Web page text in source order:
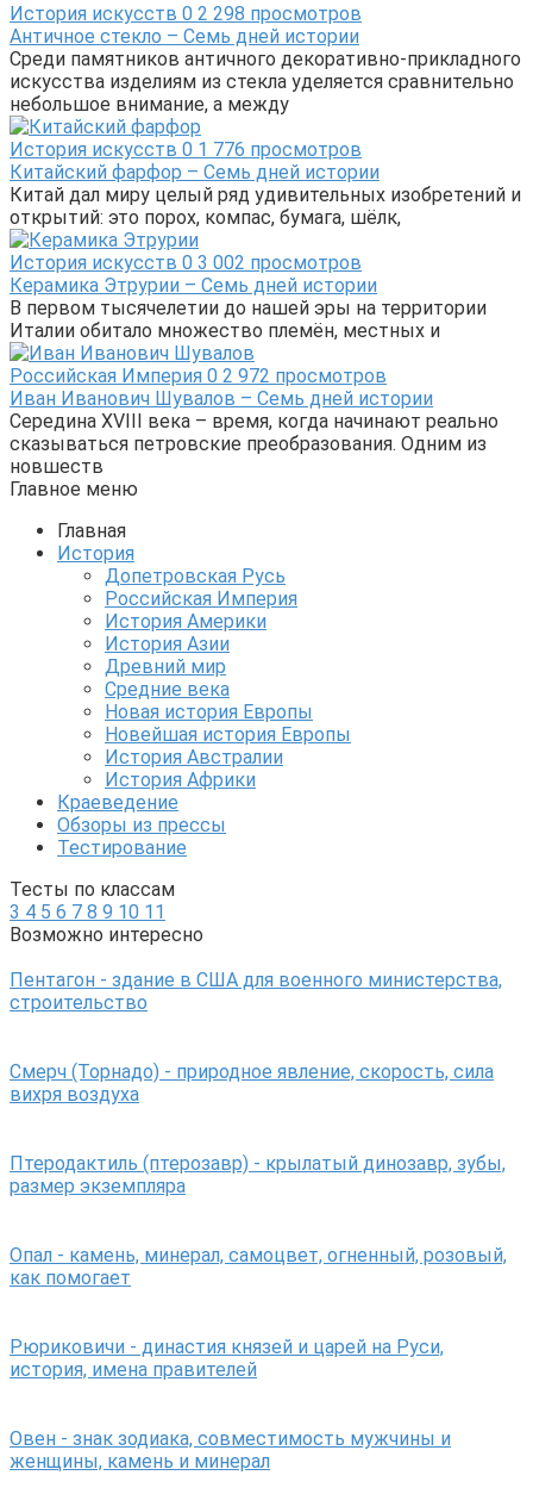
История искусств 0 2 298 просмотров
Античное стекло – Семь дней истории
Среди памятников античного декоративно-прикладного
искусства изделиям из стекла уделяется сравнительно
небольшое внимание, а между
История искусств 0 1 776 просмотров
Китайский фарфор – Семь дней истории
Китай дал миру целый ряд удивительных изобретений и
открытий: это порох, компас, бумага, шёлк,
История искусств 0 3 002 просмотров
Керамика Этрурии – Семь дней истории
В первом тысячелетии до нашей эры на территории
Италии обитало множество племён, местных и
Российская Империя 0 2 972 просмотров
Иван Иванович Шувалов – Семь дней истории
Середина XVIII века – время, когда начинают реально
сказываться петровские преобразования. Одним из
новшеств
Главное меню
Главная
История
Допетровская Русь
Российская Империя
История Америки
История Азии
Древний мир
Средние века
Новая история Европы
Новейшая история Европы
История Австралии
История Африки
Краеведение
Обзоры из прессы
Тестирование
Тесты по классам
3 4 5 6 7 8 9 10 11
Возможно интересно
Пентагон - здание в США для военного министерства,
строительство
Смерч (Торнадо) - природное явление, скорость, сила
вихря воздуха
Птеродактиль (птерозавр) - крылатый динозавр, зубы,
размер экземпляра
Опал - камень, минерал, самоцвет, огненный, розовый,
как помогает
Рюриковичи - династия князей и царей на Руси,
история, имена правителей
Овен - знак зодиака, совместимость мужчины и
женщины, камень и минерал